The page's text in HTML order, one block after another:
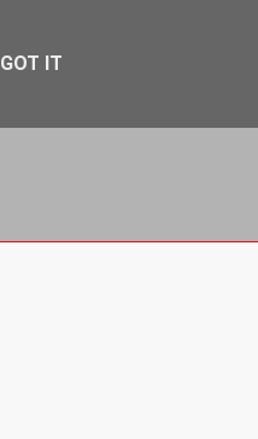
GOT IT